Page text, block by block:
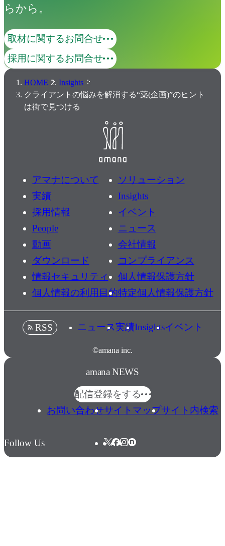
らから。
取材に関するお問合せ
採用に関するお問合せ
HOME
Insights
クライアントの悩みを解消する“薬(企画)”のヒント
は街で見つける
アマナについて
ソリューション
実績
Insights
採用情報
イベント
People
ニュース
動画
会社情報
ダウンロード
コンプライアンス
情報セキュリティ
個人情報保護方針
個人情報の利用目的特定個人情報保護方針
©amana inc.
RSS ニュース実績Insightsイベント
amana NEWS
配信登録をする
お問い合わせサイトマップサイト内検索
Follow Us